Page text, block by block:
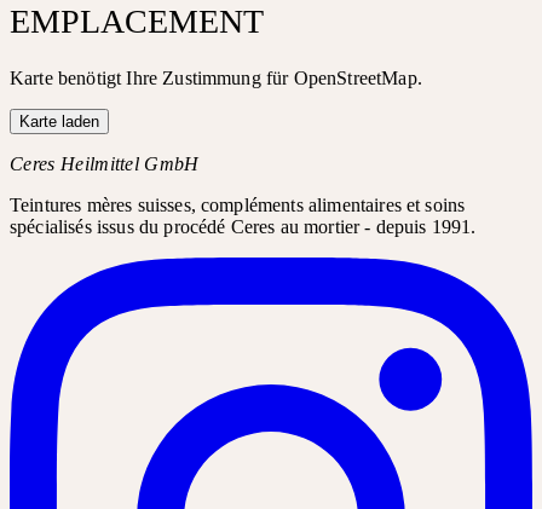
EMPLACEMENT
Karte benötigt Ihre Zustimmung für OpenStreetMap.
Karte laden
Ceres Heilmittel GmbH
Teintures mères suisses, compléments alimentaires et soins
spécialisés issus du procédé Ceres au mortier - depuis 1991.